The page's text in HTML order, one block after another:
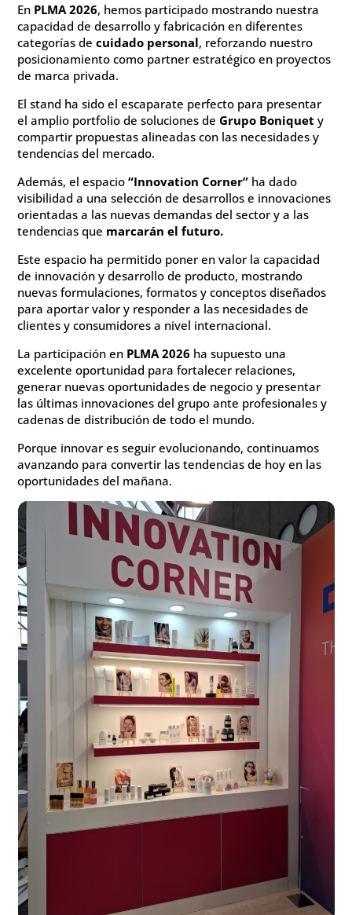
En PLMA 2026, hemos participado mostrando nuestra
capacidad de desarrollo y fabricación en diferentes
categorías decuidado personal, reforzando nuestro
posicionamiento como partner estratégico en proyectos
de marca privada.
El stand ha sido el escaparate perfecto para presentar
el amplio portfolio de soluciones deGrupo Boniquet y
compartir propuestas alineadas con las necesidades y
tendencias del mercado.
Además, el espacio“Innovation Corner” ha dado
visibilidad a una selección de desarrollos e innovaciones
orientadas a las nuevas demandas del sector y a las
tendencias que marcarán el futuro.
Este espacio ha permitido poner en valor la capacidad
de innovación y desarrollo de producto, mostrando
nuevas formulaciones, formatos y conceptos diseñados
para aportar valor y responder a las necesidades de
clientes y consumidores a nivel internacional.
La participación en PLMA 2026 ha supuesto una
excelente oportunidad para fortalecer relaciones,
generar nuevas oportunidades de negocio y presentar
las últimas innovaciones del grupo ante profesionales y
cadenas de distribución de todo el mundo.
Porque innovar es seguir evolucionando, continuamos
avanzando para convertir las tendencias de hoy en las
oportunidades del mañana.